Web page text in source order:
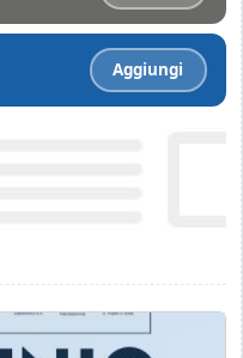
Aggiungi